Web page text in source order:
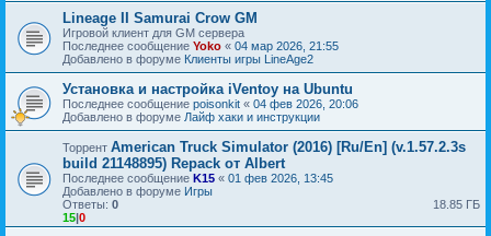
Lineage II Samurai Crow GM
Игровой клиент для GM сервера
Последнее сообщение Yoko « 04 мар 2026, 21:55
Добавлено в форуме Клиенты игры LineAge2
Установка и настройка iVentoy на Ubuntu
Последнее сообщение poisonkit « 04 фев 2026, 20:06
Добавлено в форуме Лайф хаки и инструкции
Торрент American Truck Simulator (2016) [Ru/En] (v.1.57.2.3s
build 21148895) Repack от Albert
Последнее сообщение K15 « 01 фев 2026, 13:45
Добавлено в форуме Игры
Ответы: 0
15|0
18.85 ГБ